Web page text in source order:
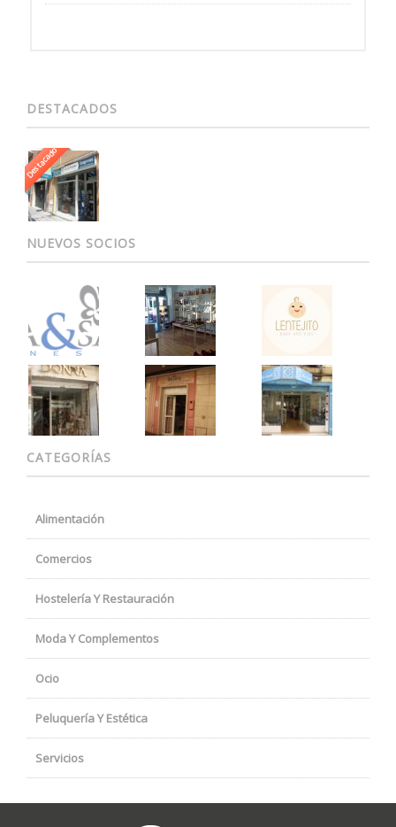
DESTACADOS
Destacado
NUEVOS SOCIOS
CATEGORÍAS
Alimentación
Comercios
Hostelería Y Restauración
Moda Y Complementos
Ocio
Peluquería Y Estética
Servicios